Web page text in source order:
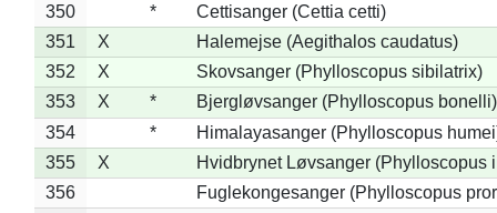
350
*
Cettisanger (Cettia cetti)
351
X
Halemejse (Aegithalos caudatus)
352
X
Skovsanger (Phylloscopus sibilatrix)
353
X *
Bjergløvsanger (Phylloscopus bonelli)
354
*
Himalayasanger (Phylloscopus
355
X
Hvidbrynet Løvsanger (Phylloscopus
356
Fuglekongesanger (Phylloscopus